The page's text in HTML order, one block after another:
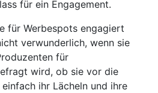
für ein Engagement.
für Werbespots engagiert
verwunderlich, wenn sie
für
wird, ob sie vor die
ihr Lächeln und ihre